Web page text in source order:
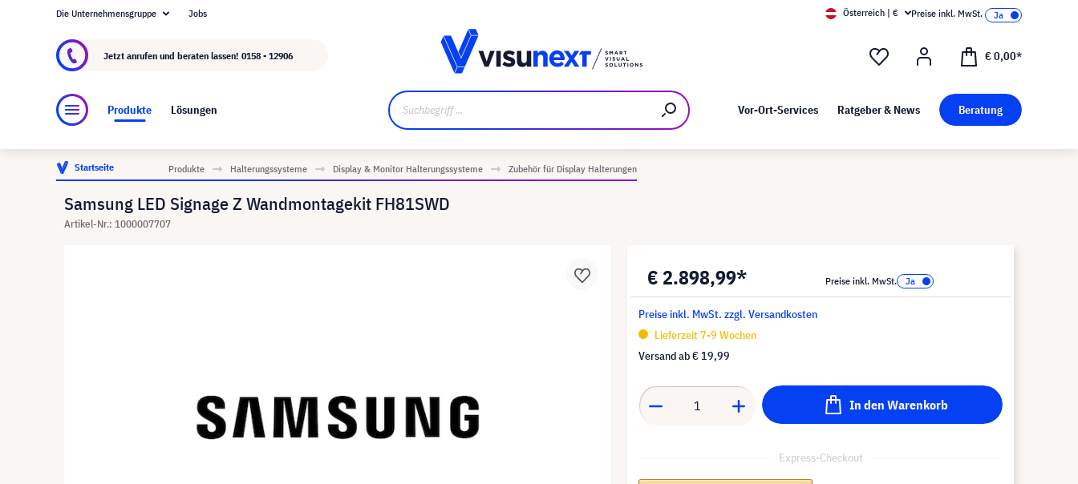
Über visunext.at Kunst bei visunext
Die Unternehmensgruppe Jobs Österreich | € Preise inkl. MwSt.
Jetzt anrufen und beraten lassen! 0158 - 12906 € 0,00*
Produkte Lösungen Vor-Ort-Services Ratgeber & News Beratung
Startseite Produkte Halterungssysteme Display & Monitor Halterungssysteme Zubehör für Display Halterungen
Samsung LED Signage Z Wandmontagekit FH81SWD
Artikel-Nr.: 1000007707
€ 2.898,99* Preise inkl. MwSt.
Preise inkl. MwSt. zzgl. Versandkosten
Lieferzeit 7-9 Wochen
Versand ab€ 19,99
In den Warenkorb
Express-Checkout